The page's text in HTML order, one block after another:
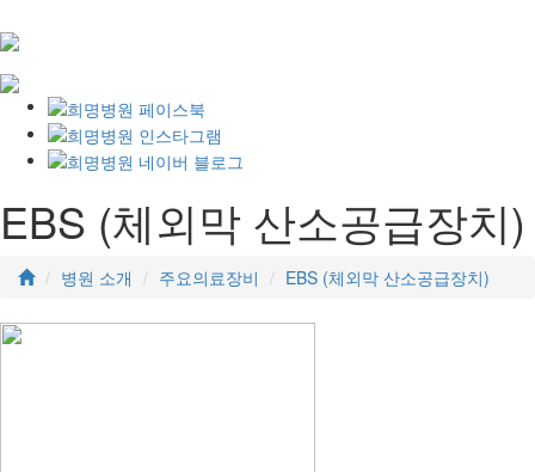
EBS (체외막 산소공급장치)
병원 소개 주요의료장비 EBS (체외막 산소공급장치)